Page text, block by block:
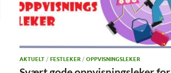
AKTUELT /FESTLEKER /OPPVISNINGSLEKER